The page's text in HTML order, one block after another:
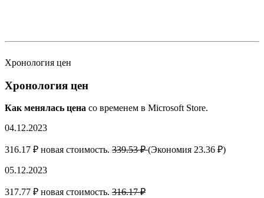
Хронология цен
Хронология цен
Как менялась цена со временем в Microsoft Store.
04.12.2023
316.17 ₽ новая стоимость. 339.53 ₽(Экономия 23.36 ₽)
05.12.2023
317.77 ₽ новая стоимость. 316.17 ₽